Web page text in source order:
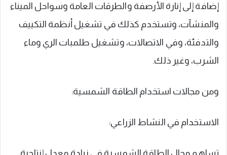
إضافة إلى إنارة الأرصفة والطرقات العامة وسواحل الميناء
والمنشآت، وتستخدم كذلك في تشغيل أنظمة التكييف
والتدفئة، وفي الاتصالات، وتشغيل طلمبات الري وماء
الشرب، وغير ذلك.
ومن مجالات استخدام الطاقة الشمسية:
الاستخدام في النشاط الزراعي: